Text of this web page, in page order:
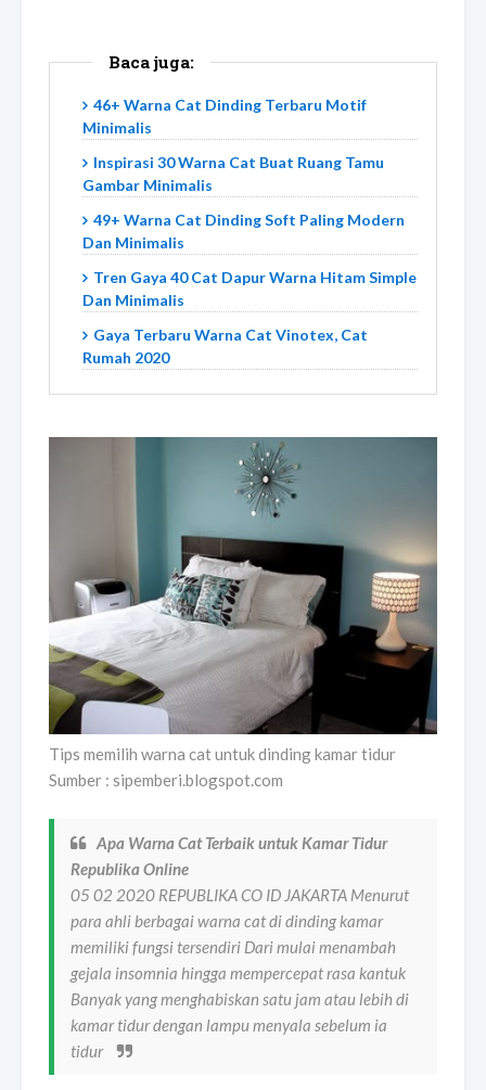
Baca juga:
46+ Warna Cat Dinding Terbaru Motif
Minimalis
Inspirasi 30 Warna Cat Buat Ruang Tamu
Gambar Minimalis
49+ Warna Cat Dinding Soft Paling Modern
Dan Minimalis
Tren Gaya 40 Cat Dapur Warna Hitam Simple
Dan Minimalis
Gaya Terbaru Warna Cat Vinotex, Cat
Rumah 2020
Tips memilih warna cat untuk dinding kamar tidur
Sumber : sipemberi.blogspot.com
Apa Warna Cat Terbaik untuk Kamar Tidur
Republika Online
05 02 2020 REPUBLIKA CO ID JAKARTA Menurut
para ahli berbagai warna cat di dinding kamar
memiliki fungsi tersendiri Dari mulai menambah
gejala insomnia hingga mempercepat rasa kantuk
Banyak yang menghabiskan satu jam atau lebih di
kamar tidur dengan lampu menyala sebelum ia
tidur